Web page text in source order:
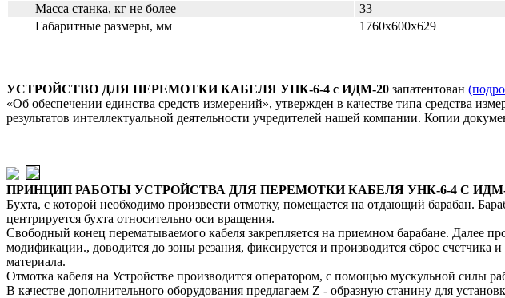
Масса станка, кг не более
33
Габаритные размеры, мм
1760х600х629
УСТРОЙСТВО ДЛЯ ПЕРЕМОТКИ КАБЕЛЯ УНК-6-4 с ИДМ-20 запатентован
«Об обеспечении единства средств измерений», утвержден в качестве типа средства
результатов интеллектуальной деятельности учредителей нашей компании. Копии
ПРИНЦИП РАБОТЫ УСТРОЙСТВА ДЛЯ ПЕРЕМОТКИ КАБЕЛЯ УНК-6-4 С ИДМ-
Бухта, с которой необходимо произвести отмотку, помещается на отдающий барабан.
центрируется бухта относительно оси вращения.
Свободный конец перематываемого кабеля закрепляется на приемном барабане. Далее
модификации., доводится до зоны резания, фиксируется и производится сброс счетчика
материала.
Отмотка кабеля на Устройстве производится оператором, с помощью мускульной силы
В качестве дополнительного оборудования предлагаем Z - образную станину для